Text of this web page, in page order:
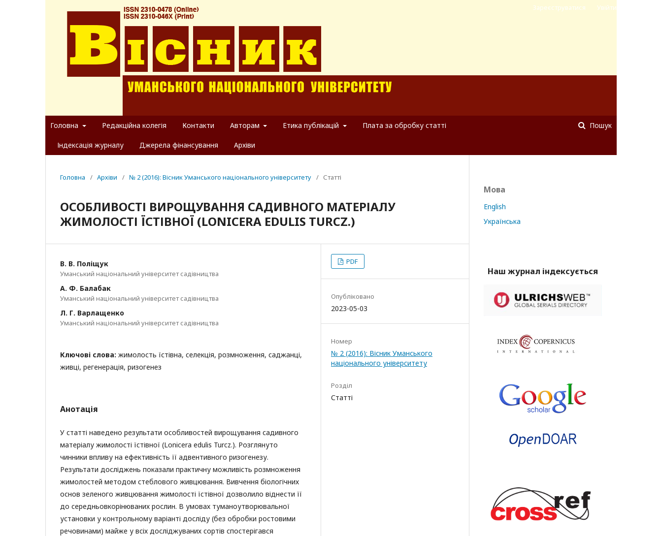
Головна Редакційна колегія Контакти Авторам Етика публікацій Плата за обробку статті
Індексація журналу Джерела фінансування Архіви
Пошук
Зареєструватися Увійти
Головна / Архіви / № 2 (2016): Вісник Уманського національного університету / Статті
ОСОБЛИВОСТІ ВИРОЩУВАННЯ САДИВНОГО МАТЕРІАЛУ
ЖИМОЛОСТІ ЇСТІВНОЇ (LONICERA EDULIS TURCZ.)
В. В. Поліщук
Уманський національний університет садівництва
А. Ф. Балабак
Уманський національний університет садівництва
Л. Г. Варлащенко
Уманський національний університет садівництва
Ключові слова: жимолость їстівна, селекція, розмноження, саджанці,
живці, регенерація, ризогенез
Анотація
У статті наведено результати особливостей вирощування садивного
матеріалу жимолості їстівної (Lonicera edulis Turcz.). Розглянуто
чинники впливу на ефективність її адвентивного ризогенезу.
Результати досліджень показали практичну можливість розмноження
жимолостей методом стеблового живцювання. Вивчення біологічних
основ зеленого живцювання жимолості їстівної дозволило віднести її
до середньовкорінюваних рослин. В умовах туманоутворювальної
установки у контрольному варіанті досліду (без обробки ростовими
речовинами) майже у всіх досліджуваних сортів спостерігався
PDF
Опубліковано
2023-05-03
Номер
№ 2 (2016): Вісник Уманського
національного університету
Розділ
Статті
Мова
English
Українська
Наш журнал індексується